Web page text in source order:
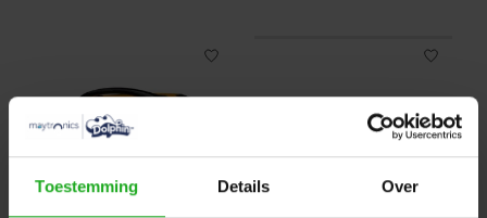
Toestemming Details Over